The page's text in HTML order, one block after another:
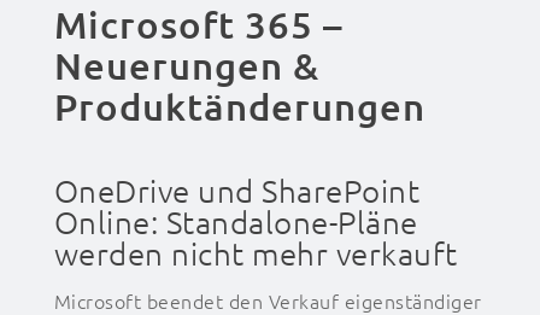
Microsoft 365 –
Neuerungen &
Produktänderungen
OneDrive und SharePoint
Online: Standalone-Pläne
werden nicht mehr verkauft
Microsoft beendet den Verkauf eigenständiger